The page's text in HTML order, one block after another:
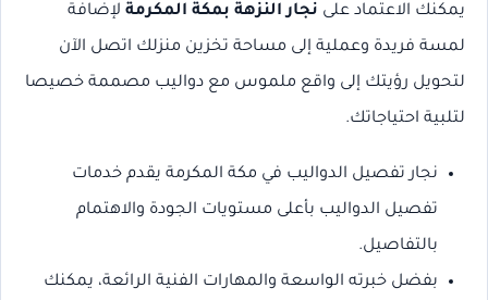
يمكنك الاعتماد على نجار النزهة بمكة المكرمة لإضافة
لمسة فريدة وعملية إلى مساحة تخزين منزلك اتصل الآن
لتحويل رؤيتك إلى واقع ملموس مع دواليب مصممة خصيصا
لتلبية احتياجاتك.
نجار تفصيل الدواليب في مكة المكرمة يقدم خدمات
تفصيل الدواليب بأعلى مستويات الجودة والاهتمام
بالتفاصيل.
بفضل خبرته الواسعة والمهارات الفنية الرائعة، يمكنك